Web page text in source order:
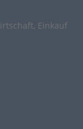
Einkauf